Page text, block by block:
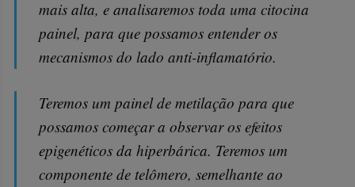
mais alta, e analisaremos toda uma citocina
painel, para que possamos entender os
mecanismos do lado anti-inflamatório.
Teremos um painel de metilação para que
possamos começar a observar os efeitos
epigenéticos da hiperbárica. Teremos um
componente de telômero, semelhante ao